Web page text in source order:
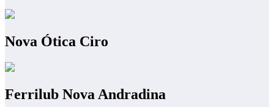
Nova Ótica Ciro
Ferrilub Nova Andradina